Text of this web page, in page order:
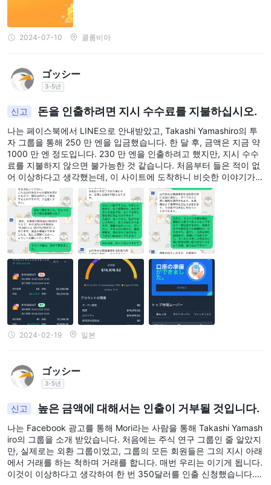
2024-07-10 콜롬비아
ゴッシー
3-5년
신고 돈을 인출하려면 지시 수수료를 지불하십시오.
나는 페이스북에서 LINE으로 안내받았고, Takashi Yamashiro의 투
자 그룹을 통해 250 만 엔을 입금했습니다. 한 달 후, 금액은 지금 약
1000 만 엔 정도입니다. 230 만 엔을 인출하려고 했지만, 지시 수수
료를 지불하지 않으면 불가능한 것 같습니다. 처음부터 들은 적이 없
어 이상하다고 생각했는데, 이 사이트에 도착하니 비슷한 이야기가
많았고, HT Global의 형식은 다른 사기 회사와 같았으므로, 그들은
같은 그룹에서 온 것 같습니다.
2024-02-19 일본
ゴッシー
3-5년
신고 높은 금액에 대해서는 인출이 거부될 것입니다.
나는 Facebook 광고를 통해 Mori라는 사람을 통해 Takashi Yamash
iro의 그룹을 소개 받았습니다. 처음에는 주식 연구 그룹인 줄 알았지
만, 실제로는 외환 그룹이었고, 그룹의 모든 회원들은 그의 지시 아래
에서 거래를 하는 척하며 거래를 합니다. 매번 우리는 이기게 됩니다.
이것이 이상하다고 생각하여 한 번 350달러를 인출 신청했습니다.